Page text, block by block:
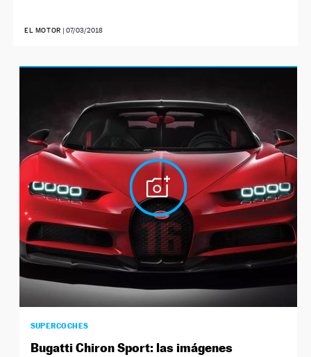
EL MOTOR | 07/03/2018
SUPERCOCHES
Bugatti Chiron Sport: las imágenes